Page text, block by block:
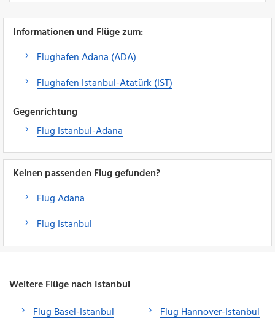
Informationen und Flüge zum:
Flughafen Adana (ADA)
Flughafen Istanbul-Atatürk (IST)
Gegenrichtung
Flug Istanbul-Adana
Keinen passenden Flug gefunden?
Flug Adana
Flug Istanbul
Weitere Flüge nach Istanbul
Flug Basel-Istanbul
Flug Hannover-Istanbul